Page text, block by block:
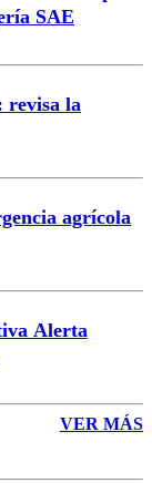
SAE
revisa la
agrícola
Alerta
VER MÁS